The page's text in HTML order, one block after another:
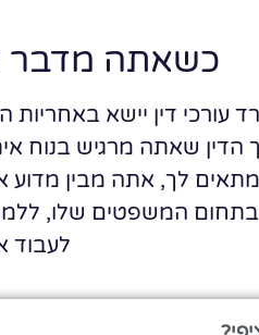
כשאתה מדבר
עורכי דין יישא באחריות
הדין שאתה מרגיש בנוח
מתאים לך, אתה מבין מדוע
המשפטים שלו,
לעבוד